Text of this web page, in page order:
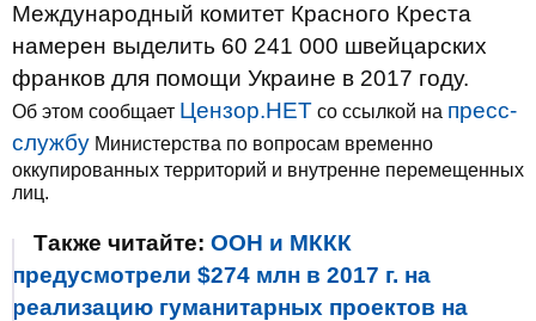
Международный комитет Красного Креста
намерен выделить 60 241 000 швейцарских
франков для помощи Украине в 2017 году.
Об этом сообщает Цензор.НЕТ со ссылкой на пресс-
службу Министерства по вопросам временно
оккупированных территорий и внутренне перемещенных
лиц.
Также читайте: ООН и МККК
предусмотрели $274 млн в 2017 г. на
реализацию гуманитарных проектов на